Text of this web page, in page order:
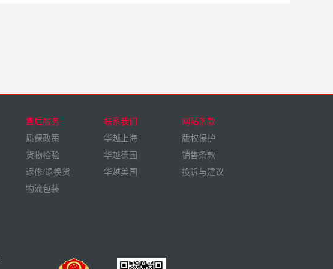
售后服务
质保政策
货物检验
返修/退换货
物流包装
联系我们
华越上海
华越德国
华越美国
网站条款
版权保护
销售条款
投诉与建议